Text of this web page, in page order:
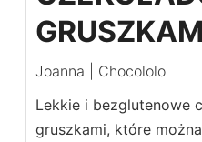
Joanna | Chocololo
Lekkie i bezglutenowe
gruszkami, które